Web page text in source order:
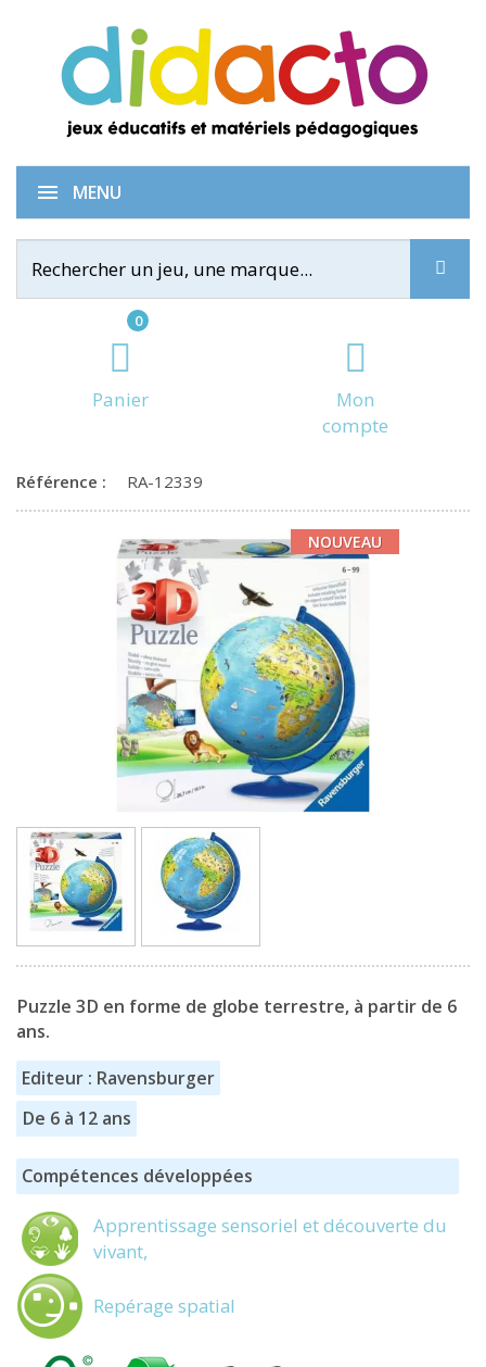
0
Panier
Mon
compte
MENU
Puzzle 3D Globe
Référence : RA-12339
NOUVEAU
Puzzle 3D en forme de globe terrestre, à partir de 6
ans.
Editeur : Ravensburger
De 6 à 12 ans
Compétences développées
Apprentissage sensoriel et découverte du
vivant,
Repérage spatial